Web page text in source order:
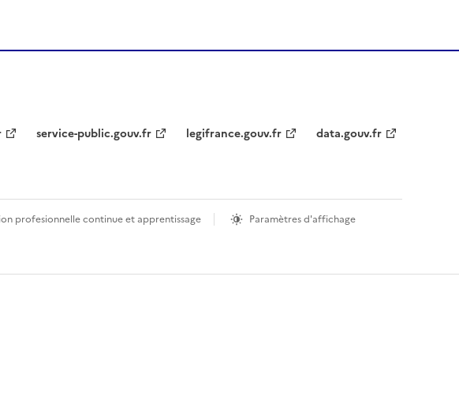
service-public.gouv.fr legifrance.gouv.fr data.gouv.fr
profesionnelle continue et apprentissage Paramètres d'affichage